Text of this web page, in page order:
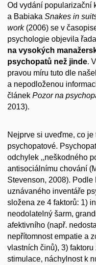
Od vydání popularizační
a Babiaka Snakes in
work (2006) se v
psychologie objevila
na vysokých
psychopatů než jinde.
pravou míru tuto dle
a nepodloženou
článek Pozor na
2013).
Nejprve si uveďme, co
psychopatové.
odchylek ,,neškodného
antisociálnímu chování
Stevenson, 2008).
uznávaného inventáře
složena ze 4 faktorů: 1)
neodolatelný šarm,
afektivního (např.
nepřítomnost empatie a
vlastních činů), 3)
stimulace, náchylnost k